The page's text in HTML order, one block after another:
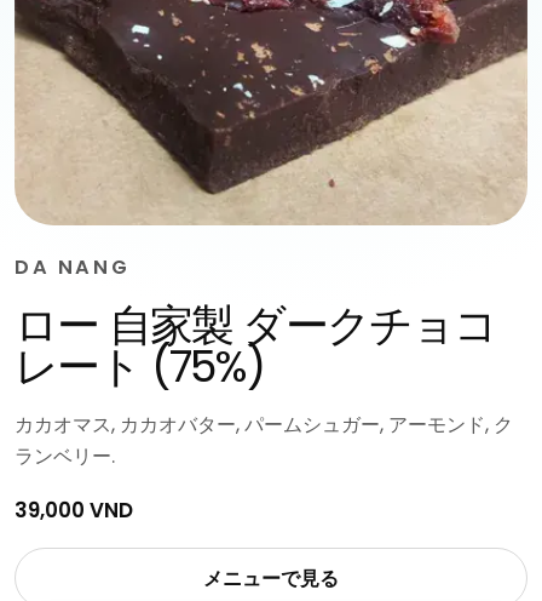
DA NANG
ロー 自家製 ダークチョコ
レート (75%)
カカオマス, カカオバター, パームシュガー, アーモンド, ク
ランベリー.
39,000 VND
メニューで見る